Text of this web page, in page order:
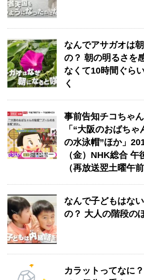
なんでアサガオは
の？ 朝の明るさを
なくて10時間ぐら
く
事前告知チコちゃ
「“大阪のおばち
の水泳帽”ほか」
（金）NHK総合 午
（再放送翌土曜午
なんで子どもはな
の？ 大人の階段の
カラットってなに